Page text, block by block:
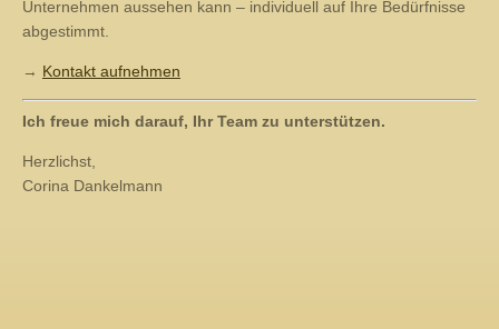
Sie möchten mehr erfahren? In einem unverbindlichen
Gespräch klären wir gemeinsam, wie diese Begleitung für Ihr
Unternehmen aussehen kann – individuell auf Ihre Bedürfnisse
→Kontakt aufnehmen
Ich freue mich darauf, Ihr Team zu unterstützen.